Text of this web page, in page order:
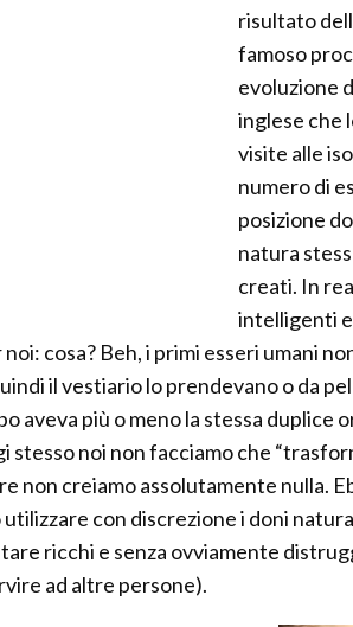
risultato
famoso
evoluzione
inglese che
visite alle
numero di
posizione
natura
creati. In
intelligenti
cosa? Beh, i primi esseri umani
il vestiario lo prendevano o da
aveva più o meno la stessa
stesso noi non facciamo che
non creiamo assolutamente nulla.
con discrezione i doni
ricchi e senza ovviamente
ad altre persone).